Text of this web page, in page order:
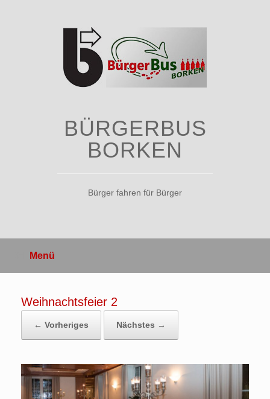
BÜRGERBUS
BORKEN
Bürger fahren für Bürger
Menü
Weihnachtsfeier 2
← Vorheriges Nächstes →